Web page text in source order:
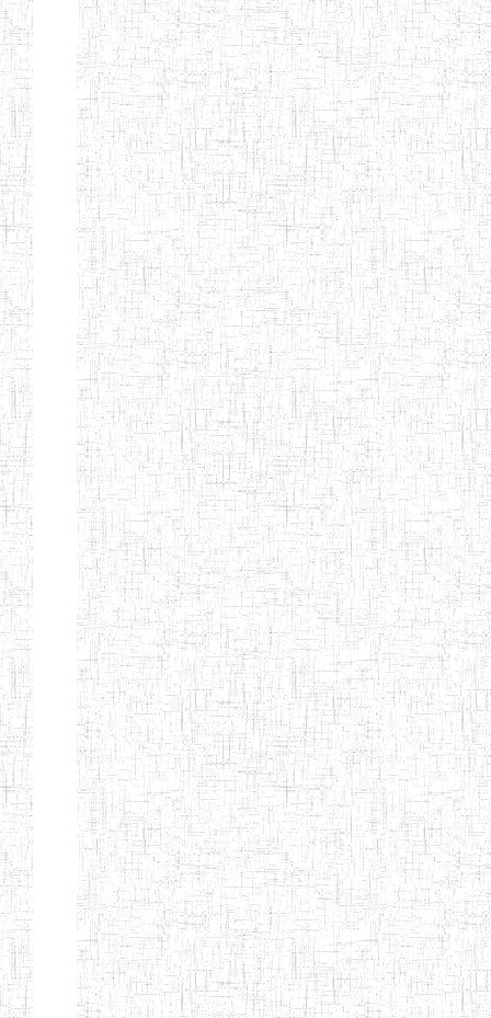
Nature
Arrondissement
Denomination Création Type
ENIEG LES
MOINILLONS
25/09/1995 ENIEG Privé
ENPIEG
BILINGUE
MAGAWATI
10/10/2013 ENIEG Privé
ENIEG
BILINGUE
MATSIAZE
10/07/2000 ENIEG Privé
ENPIEG
BILINGUE
SENTTI-IBES
20/08/2015 ENIEG Privé
ENIEG PRIVEE
BILINGUE LES
ROSSIGNOLS
MAJORS
06/06/2016 ENIEG Privé
ENI PRIVEE
LAIQUE
22/09/2000 ENIEG Privé